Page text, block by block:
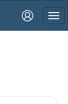
oublié ?